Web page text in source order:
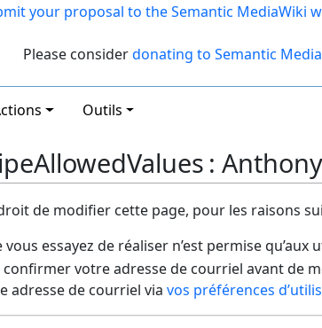
your proposal to the Semantic MediaWiki
Please considerdonating to Semantic
Outils
:
de modifier cette page, pour les raisons
vous essayez de réaliser n’est permise
confirmer votre adresse de courriel avant de
adresse de courriel via vos préférences